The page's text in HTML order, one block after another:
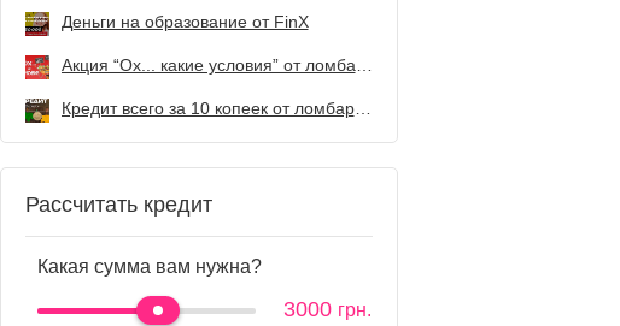
Деньги на образование от FinX
Кредит всего за 10 копеек от ломбарда Первый
Рассчитать кредит
Какая сумма вам нужна?
3000 грн.